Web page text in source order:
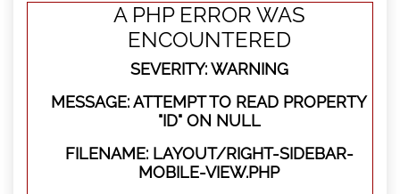
A PHP ERROR WAS
ENCOUNTERED
SEVERITY: WARNING
MESSAGE: ATTEMPT TO READ PROPERTY
"ID" ON NULL
FILENAME: LAYOUT/RIGHT-SIDEBAR-
MOBILE-VIEW.PHP